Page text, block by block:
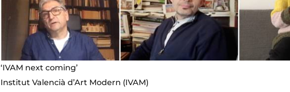
‘IVAM next coming’
Institut Valencià d’Art Modern (IVAM)